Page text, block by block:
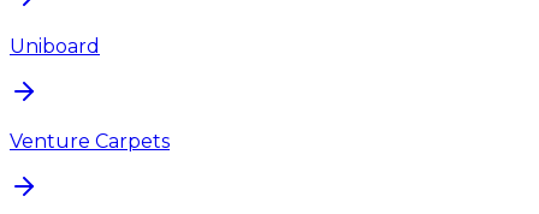
Uniboard
Venture Carpets